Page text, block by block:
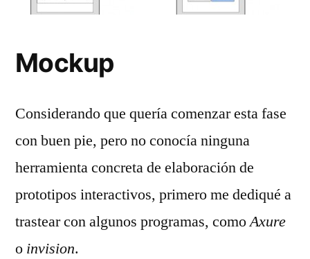
Mockup
Considerando que quería comenzar esta fase
con buen pie, pero no conocía ninguna
herramienta concreta de elaboración de
prototipos interactivos, primero me dediqué a
trastear con algunos programas, comoAxure
o invision.